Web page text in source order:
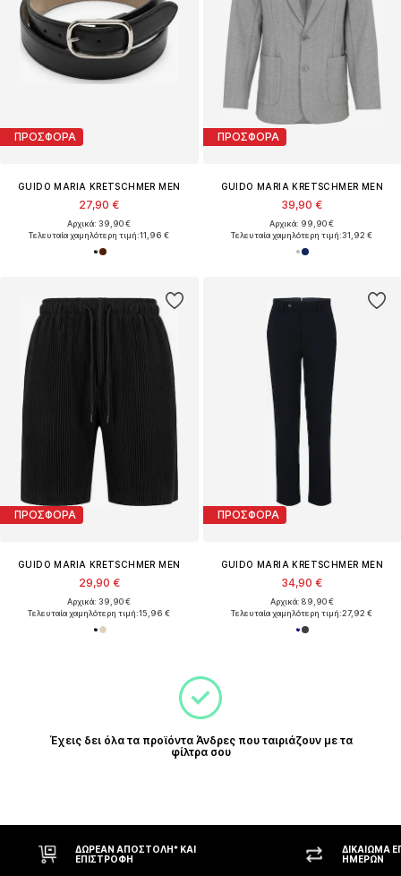
ΠΡΟΣΦΟΡΑ
GUIDO MARIA KRETSCHMER MEN
27,90 €
Αρχικά: 39,90 €
Τελευταία χαμηλότερη τιμή:11,96 €
ΠΡΟΣΦΟΡΑ
GUIDO MARIA KRETSCHMER MEN
39,90 €
Αρχικά: 99,90 €
Τελευταία χαμηλότερη τιμή:31,92 €
ΠΡΟΣΦΟΡΑ
GUIDO MARIA KRETSCHMER MEN
29,90 €
Αρχικά: 39,90 €
Τελευταία χαμηλότερη τιμή:15,96 €
ΠΡΟΣΦΟΡΑ
GUIDO MARIA KRETSCHMER MEN
34,90 €
Αρχικά: 89,90 €
Τελευταία χαμηλότερη τιμή:27,92 €
Έχεις δει όλα τα προϊόντα Άνδρες που ταιριάζουν με τα
φίλτρα σου
ΔΩΡΕΆΝ ΑΠΟΣΤΟΛΉ* ΚΑΙ
ΕΠΙΣΤΡΟΦΉ
ΔΙΚΑΊΩΜΑ
ΗΜΕΡΏΝ